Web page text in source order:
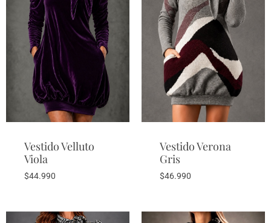
Vestido Velluto
Viola
$44.990
Vestido Verona
Gris
$46.990